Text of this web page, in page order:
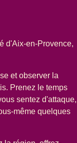
d'Aix-en-Provence,
et observer la
Prenez le temps
sentez d'attaque,
même quelques